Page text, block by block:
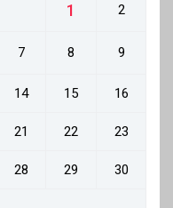
1 2
7 8 9
14 15 16
21 22 23
28 29 30